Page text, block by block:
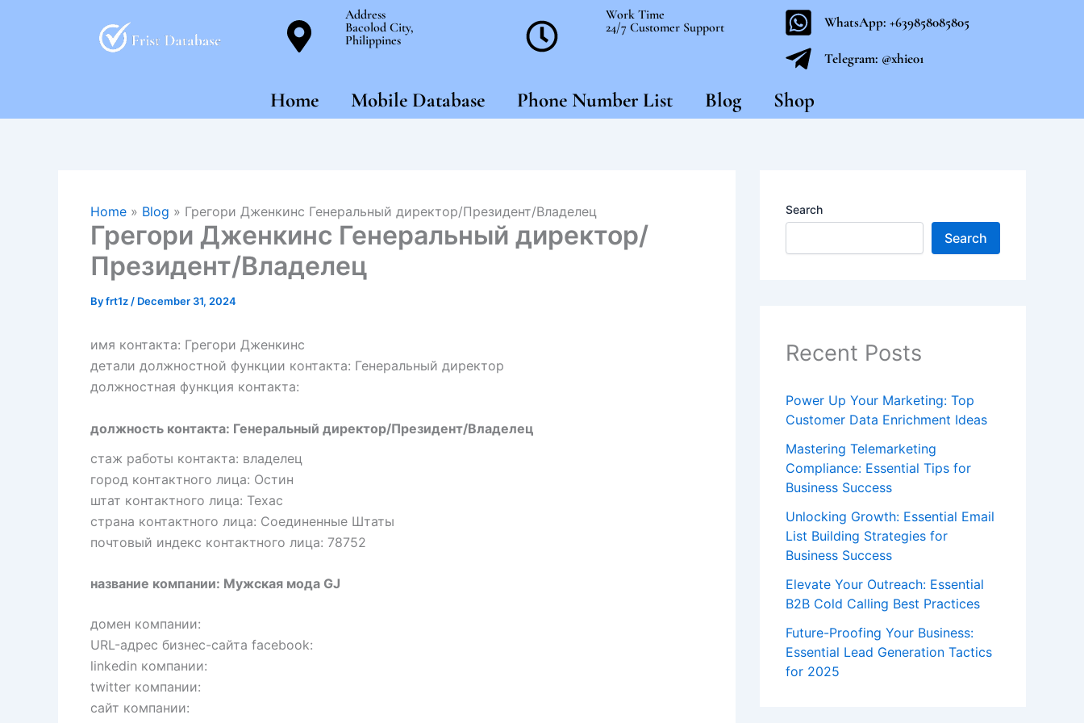
Address
Bacolod City,
Philippines
Work Time
24/7 Customer Support
WhatsApp: +639858085805
Telegram: @xhie01
Home Mobile Database Phone Number List Blog Shop
Home » Blog » Грегори Дженкинс Генеральный директор/Президент/Владелец
Грегори Дженкинс Генеральный директор/
Президент/Владелец
Byfrt1z / December 31, 2024
имя контакта: Грегори Дженкинс
детали должностной функции контакта: Генеральный директор
должностная функция контакта:
должность контакта: Генеральный директор/Президент/Владелец
стаж работы контакта: владелец
город контактного лица: Остин
штат контактного лица: Техас
страна контактного лица: Соединенные Штаты
почтовый индекс контактного лица: 78752
название компании: Мужская мода GJ
домен компании:
URL-адрес бизнес-сайта facebook:
linkedin компании:
twitter компании:
сайт компании:
Search
Search
Recent Posts
Power Up Your Marketing: Top
Customer Data Enrichment Ideas
Mastering Telemarketing
Compliance: Essential Tips for
Business Success
Unlocking Growth: Essential Email
List Building Strategies for
Business Success
Elevate Your Outreach: Essential
B2B Cold Calling Best Practices
Future-Proofing Your Business:
Essential Lead Generation Tactics
for 2025